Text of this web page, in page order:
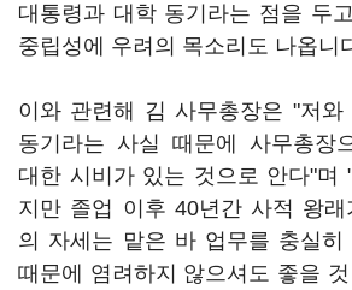
대통령과 대학 동기라는 점을 두
중립성에 우려의 목소리도 나옵니
이와 관련해 김 사무총장은 "저
동기라는 사실 때문에 사무총장
대한 시비가 있는 것으로 안다"며
지만 졸업 이후 40년간 사적 왕
의 자세는 맡은 바 업무를 충실히
때문에 염려하지 않으셔도 좋을 것